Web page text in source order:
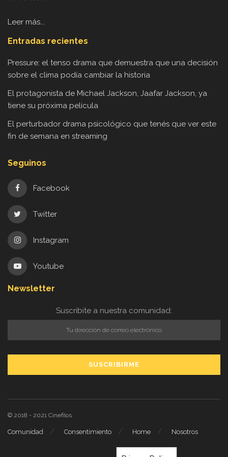
Leer más...
Entradas recientes
Pressure: el tenso drama que demuestra que una decisión
sobre el clima podía cambiar la historia
El protagonista de Michael Jackson, Jaafar Jackson, ya
tiene su próxima película
El perturbador drama psicológico que tenés que ver este
fin de semana en streaming
Seguinos
Facebook
Twitter
Instagram
Youtube
Newsletter
Suscribite a nuestra comunidad:
© 2018 - 2021 Cinefilos
Comunidad Consentimiento Home Nosotros